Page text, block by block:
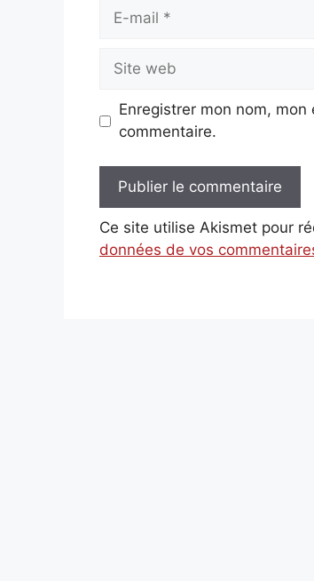
Site
web
Enregistrer mon nom,
commentaire.
Ce site utilise Akismet pour
données de vos